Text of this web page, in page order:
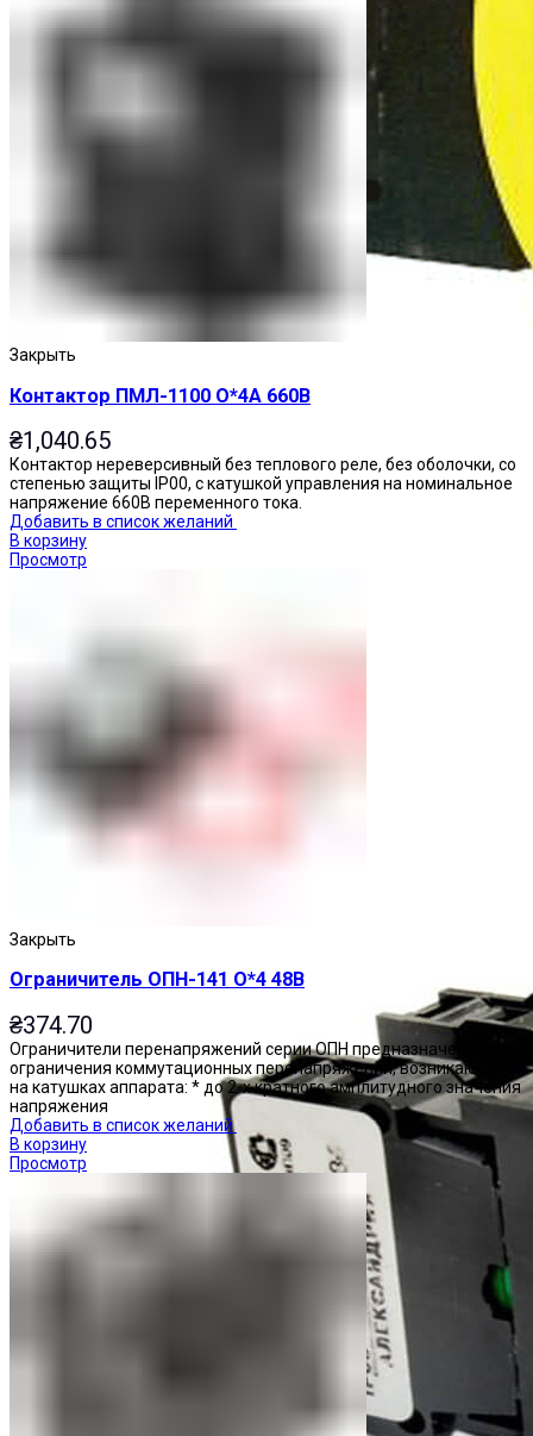
Закрыть
Контактор ПМЛ-1100 О*4А 660В
₴1,040.65
Контактор нереверсивный без теплового реле, без оболочки, со
степенью защиты IP00, с катушкой управления на номинальное
напряжение 660В переменного тока.
Добавить в список желаний
В корзину
Просмотр
Закрыть
Ограничитель ОПН-141 О*4 48В
₴374.70
Ограничители перенапряжений серии ОПН предназначены для
ограничения коммутационных перенапряжений, возникающих
на катушках аппарата: * до 2-х кратного амплитудного значения
напряжения
Добавить в список желаний
В корзину
Просмотр